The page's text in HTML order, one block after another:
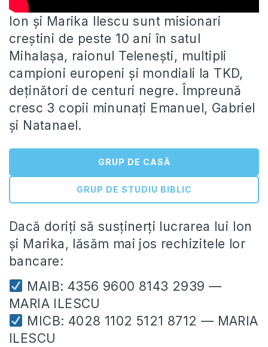
Ion și Marika Ilescu sunt misionari
creștini de peste 10 ani în satul
Mihalașa, raionul Telenești, multipli
campioni europeni și mondiali la TKD,
deținători de centuri negre. Împreună
cresc 3 copii minunați Emanuel, Gabriel
și Natanael.
GRUP DE CASĂ
GRUP DE STUDIU BIBLIC
Dacă doriți să susținerți lucrarea lui Ion
și Marika, lăsăm mai jos rechizitele lor
bancare:
MAIB: 4356 9600 8143 2939 —
MARIA ILESCU
MICB: 4028 1102 5121 8712 — MARIA
ILESCU